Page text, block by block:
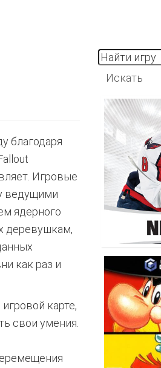
благодаря
Игровые
ведущими
ядерного
деревушкам,
как раз и
карте,
свои умения.